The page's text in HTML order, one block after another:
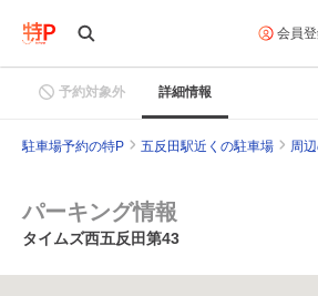
会員
予約対象外 詳細情報
駐車場予約の特P 五反田駅近くの駐車場 周
パーキング情報
タイムズ西五反田第43